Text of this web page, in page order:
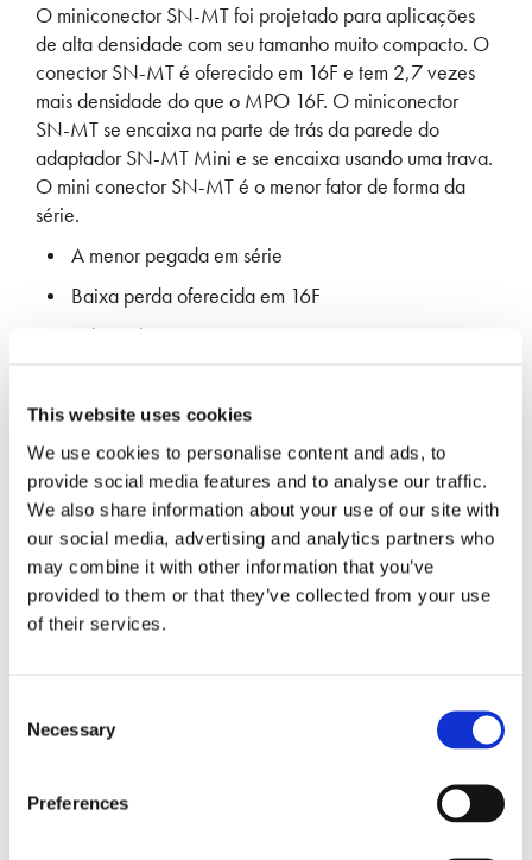
This website uses cookies
We use cookies to personalise content and ads, to
provide social media features and to analyse our traffic.
We also share information about your use of our site with
our social media, advertising and analytics partners who
may combine it with other information that you’ve
provided to them or that they’ve collected from your use
of their services.
Selection
Necessary
Preferences
O miniconector SN-MT foi projetado para aplicações
de alta densidade com seu tamanho muito compacto. O
conector SN-MT é oferecido em 16F e tem 2,7 vezes
mais densidade do que o MPO 16F. O miniconector
SN-MT se encaixa na parte de trás da parede do
adaptador SN-MT Mini e se encaixa usando uma trava.
O mini conector SN-MT é o menor fator de forma da
série.
A menor pegada em série
Baixa perda oferecida em 16F
Adaptador com SN-MT Mini
Especificações
PARÂMETROS